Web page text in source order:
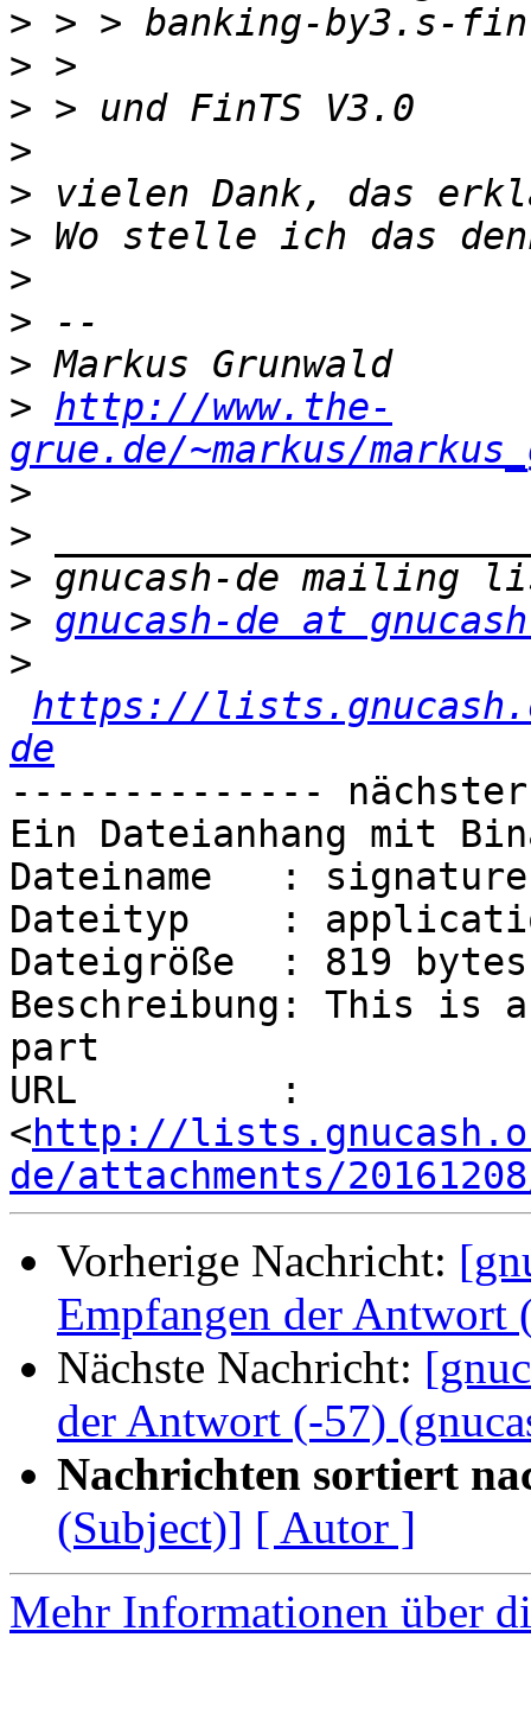
>
>
>
>
>
>
>
>
>
> http://www.the-
grue.de/~markus/
>
>
>
> gnucash-de at
>
https://
de
--------------
Ein Dateianhang mit
Dateiname   :
Dateityp    :
Dateigröße  : 819 bytes
Beschreibung: This is
part
URL         :
<http://
de/attachments/
Vorherige Nachricht:
Empfangen der Antwort
Nächste Nachricht:
der Antwort (-57)
Nachrichten sortiert
(Subject)] [ Autor ]
Mehr Informationen über